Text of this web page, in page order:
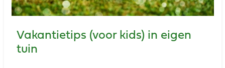
Vakantietips (voor kids) in eigen
tuin